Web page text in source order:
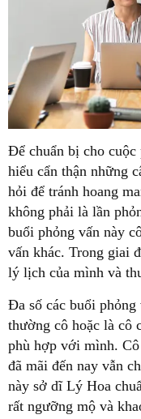
hiểu cẩn thận những
hỏi để tránh hoang
không phải là lần
buổi phỏng vấn này
vấn khác. Trong giai
thường cô hoặc là cô
phù hợp với mình. Cô
đã mãi đến nay vẫn
này sở dĩ Lý Hoa
rất ngưỡng mộ và